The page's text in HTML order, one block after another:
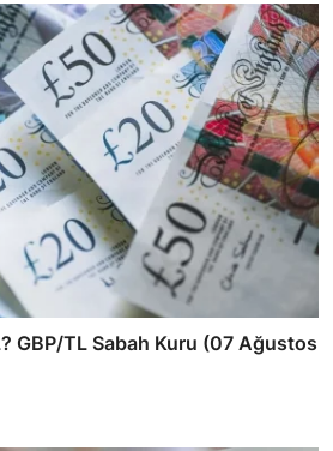
GBP/TL Sabah Kuru (07 Ağustos